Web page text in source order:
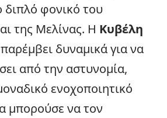
διπλό φονικό του
της Μελίνας. Η Κυβέλη
δυναμικά για να
από την αστυνομία,
ενοχοποιητικό
μπορούσε να τον